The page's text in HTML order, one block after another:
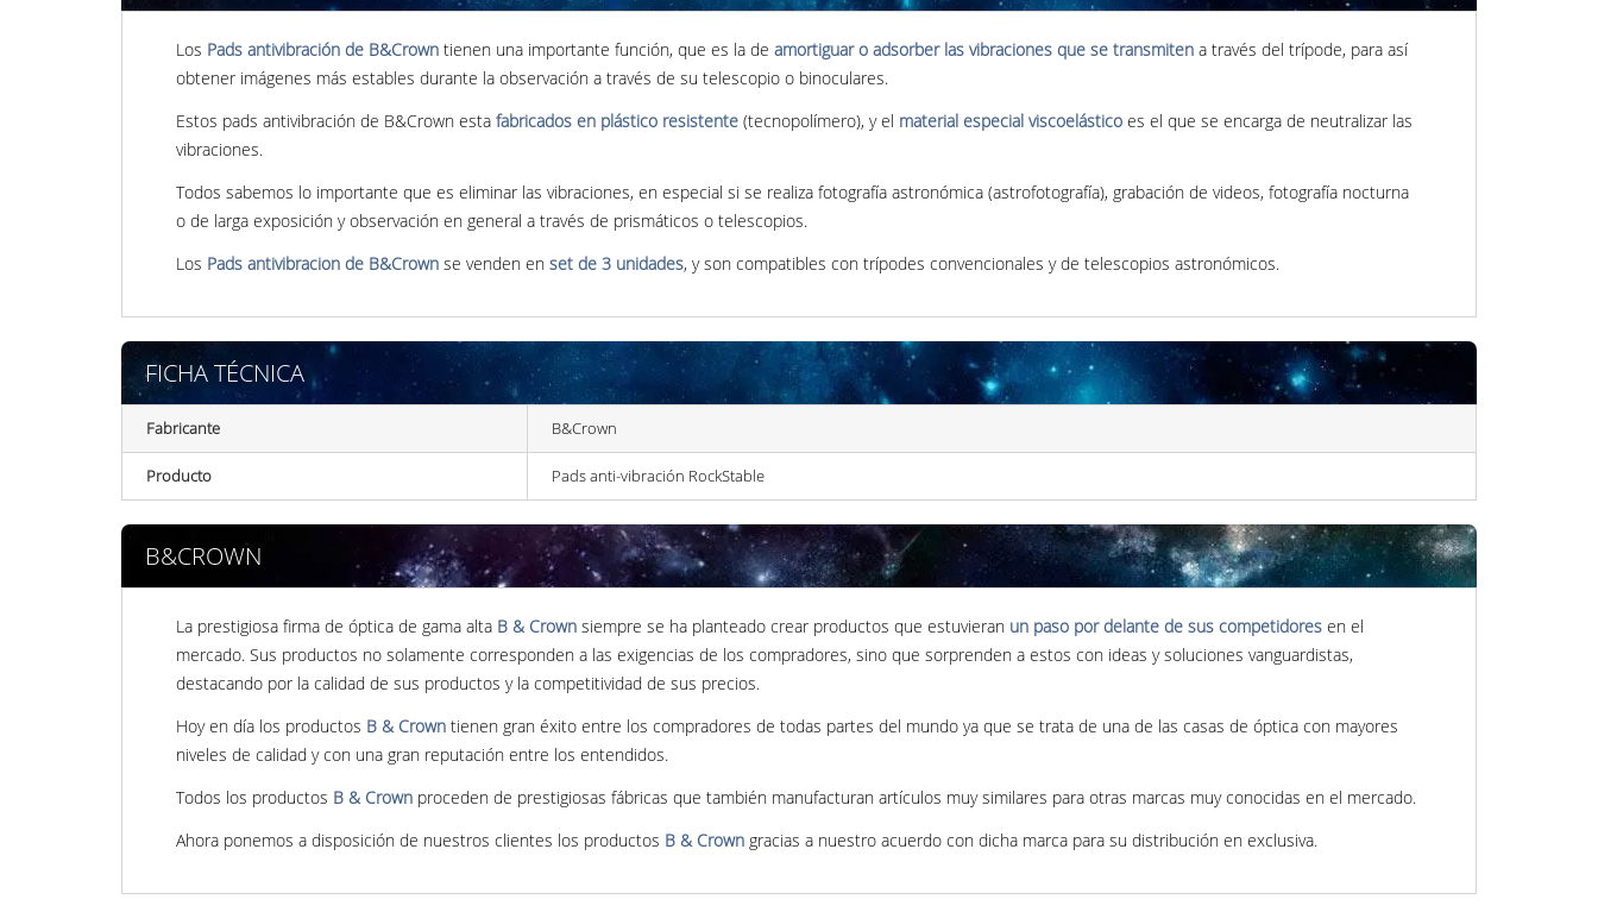
Los Pads antivibración de B&Crown tienen una importante función, que es la de amortiguar o adsorber las vibraciones que se transmiten a través del trípode, para así
obtener imágenes más estables durante la observación a través de su telescopio o binoculares.
Estos pads antivibración de B&Crown esta fabricados en plástico resistente (tecnopolímero), y el material especial viscoelástico es el que se encarga de neutralizar las
vibraciones.
Todos sabemos lo importante que es eliminar las vibraciones, en especial si se realiza fotografía astronómica (astrofotografía), grabación de videos, fotografía nocturna
o de larga exposición y observación en general a través de prismáticos o telescopios.
Los Pads antivibracion de B&Crown se venden en set de 3 unidades, y son compatibles con trípodes convencionales y de telescopios astronómicos.
FICHA TÉCNICA
Fabricante B&Crown
Producto Pads anti-vibración RockStable
B&CROWN
La prestigiosa firma de óptica de gama alta B & Crown siempre se ha planteado crear productos que estuvieran un paso por delante de sus competidores en el
mercado. Sus productos no solamente corresponden a las exigencias de los compradores, sino que sorprenden a estos con ideas y soluciones vanguardistas,
destacando por la calidad de sus productos y la competitividad de sus precios.
Hoy en día los productos B & Crown tienen gran éxito entre los compradores de todas partes del mundo ya que se trata de una de las casas de óptica con mayores
niveles de calidad y con una gran reputación entre los entendidos.
Todos los productos B & Crown proceden de prestigiosas fábricas que también manufacturan artículos muy similares para otras marcas muy conocidas en el mercado.
Ahora ponemos a disposición de nuestros clientes los productos B & Crown gracias a nuestro acuerdo con dicha marca para su distribución en exclusiva.